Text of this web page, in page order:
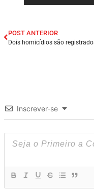
POST ANTERIOR
Inscrever-se